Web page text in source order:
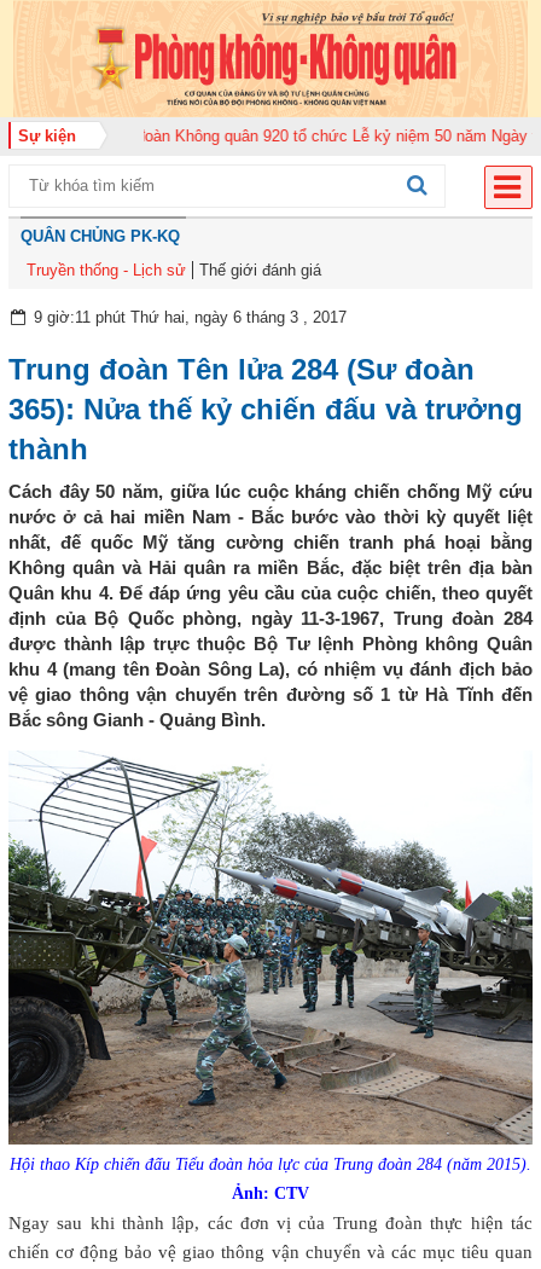
Sự kiệnTrung đoàn Không quân 920 tổ chức Lễ kỷ niệm 50 năm Ngày truyền
QUÂN CHỦNG PK-KQ
Truyền thống - Lịch sử
Thế giới đánh giá
9 giờ:11 phút Thứ hai, ngày 6 tháng 3 , 2017
Trung đoàn Tên lửa 284 (Sư đoàn
365): Nửa thế kỷ chiến đấu và trưởng
thành
Cách đây 50 năm, giữa lúc cuộc kháng chiến chống Mỹ cứu
nước ở cả hai miền Nam - Bắc bước vào thời kỳ quyết liệt
nhất, đế quốc Mỹ tăng cường chiến tranh phá hoại bằng
Không quân và Hải quân ra miền Bắc, đặc biệt trên địa bàn
Quân khu 4. Để đáp ứng yêu cầu của cuộc chiến, theo quyết
định của Bộ Quốc phòng, ngày 11-3-1967, Trung đoàn 284
được thành lập trực thuộc Bộ Tư lệnh Phòng không Quân
khu 4 (mang tên Đoàn Sông La), có nhiệm vụ đánh địch bảo
vệ giao thông vận chuyển trên đường số 1 từ Hà Tĩnh đến
Bắc sông Gianh - Quảng Bình.
Hội thao Kíp chiến đấu Tiểu đoàn hỏa lực của Trung đoàn 284 (năm 2015).
Ảnh: CTV
Ngay sau khi thành lập, các đơn vị của Trung đoàn thực hiện tác
chiến cơ động bảo vệ giao thông vận chuyển và các mục tiêu quan